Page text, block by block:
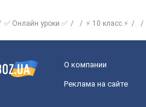
✅ Онлайн уроки ✅ ⚡ 10 класс ⚡
О компании
Реклама на сайте